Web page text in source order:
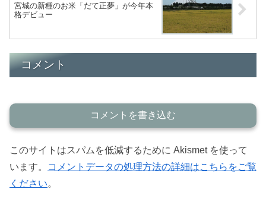
宮城の新種のお米「だて正夢」が今年本
格デビュー
コメント
コメントを書き込む
このサイトはスパムを低減するために Akismet を使って
います。
コメントデータの処理方法の詳細はこちらをご覧
ください。